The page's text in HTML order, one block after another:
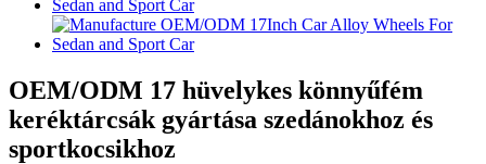
OEM/ODM 17 hüvelykes könnyűfém
keréktárcsák gyártása szedánokhoz és
sportkocsikhoz